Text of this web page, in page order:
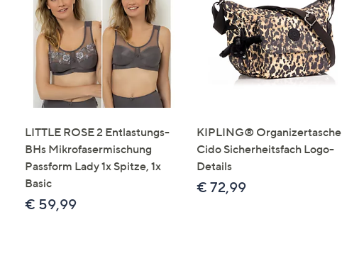
Touch-
Geräten
nach
links
bzw.
rechts,
um
diese
anzuzeigen.
LITTLE ROSE 2 Entlastungs-
BHs Mikrofasermischung
Passform Lady 1x Spitze, 1x
Basic
€ 59,99
KIPLING® Organizertasche
Cido Sicherheitsfach Logo-
Details
€ 72,99